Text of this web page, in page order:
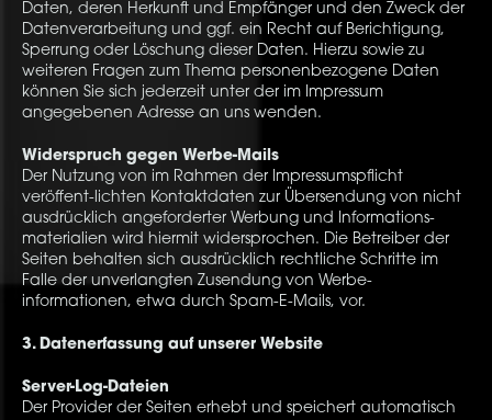
Daten, deren Herkunft und Empfänger und den Zweck der
Datenverarbeitung und ggf. ein Recht auf Berichtigung,
Sperrung oder Löschung dieser Daten. Hierzu sowie zu
weiteren Fragen zum Thema personenbezogene Daten
können Sie sich jederzeit unter der im Impressum
angegebenen Adresse an uns wenden.
Widerspruch gegen Werbe-Mails
Der Nutzung von im Rahmen der Impressumspflicht
veröffent-lichten Kontaktdaten zur Übersendung von nicht
ausdrücklich angeforderter Werbung und Informations-
materialien wird hiermit widersprochen. Die Betreiber der
Seiten behalten sich ausdrücklich rechtliche Schritte im
Falle der unverlangten Zusendung von Werbe-
informationen, etwa durch Spam-E-Mails, vor.
3. Datenerfassung auf unserer Website
Server-Log-Dateien
Der Provider der Seiten erhebt und speichert automatisch